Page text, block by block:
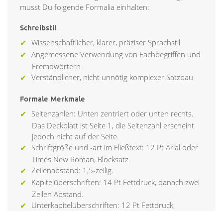
musst Du folgende Formalia einhalten:
Schreibstil
Wissenschaftlicher, klarer, präziser Sprachstil
Angemessene Verwendung von Fachbegriffen und
Fremdwörtern
Verständlicher, nicht unnötig komplexer Satzbau
Formale Merkmale
Seitenzahlen: Unten zentriert oder unten rechts.
Das Deckblatt ist Seite 1, die Seitenzahl erscheint
jedoch nicht auf der Seite.
Schriftgröße und -art im Fließtext: 12 Pt Arial oder
Times New Roman, Blocksatz.
Zeilenabstand: 1,5-zeilig.
Kapitelüberschriften: 14 Pt Fettdruck, danach zwei
Zeilen Abstand.
Unterkapitelüberschriften: 12 Pt Fettdruck,